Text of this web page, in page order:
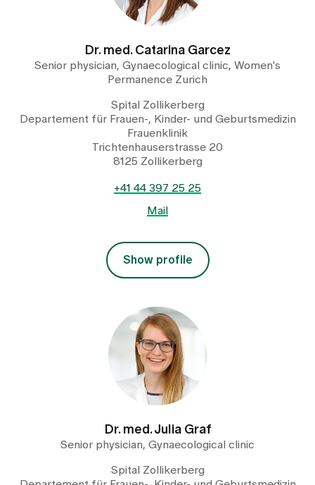
Dr. med. Catarina Garcez
Senior physician, Gynaecological clinic, Women's
Permanence Zurich
Spital Zollikerberg
Departement für Frauen-, Kinder- und Geburtsmedizin
Frauenklinik
Trichtenhauserstrasse 20
8125 Zollikerberg
+41 44 397 25 25
Mail
Show profile
Dr. med. Julia Graf
Senior physician, Gynaecological clinic
Spital Zollikerberg